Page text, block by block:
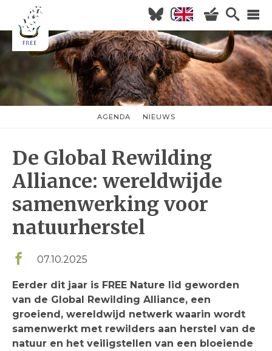
Overslaan
naar
de
gaan
Hoofdnavigatie
NIEUWS
KOM KIJKEN
WILDERNISVLEES
nieuwsmenuAGENDA NIEUWS
De Global Rewilding
Alliance: wereldwijde
samenwerking voor
natuurherstel
07.10.2025
Eerder dit jaar is FREE Nature lid geworden
van de Global Rewilding Alliance, een
groeiend, wereldwijd netwerk waarin wordt
samenwerkt met rewilders aan herstel van de
natuur en het veiligstellen van een bloeiende